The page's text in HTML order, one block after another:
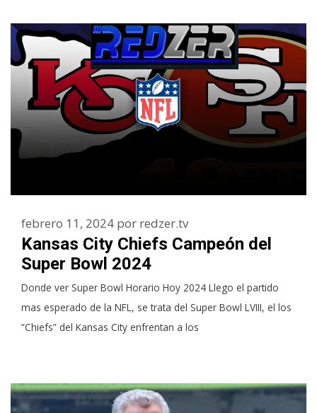
Kansas City Chiefs Campeón del
Super Bowl 2024
febrero 11, 2024 por redzer.tv
Donde ver Super Bowl Horario Hoy 2024 Llego el partido
mas esperado de la NFL, se trata del Super Bowl LVIII, el los
“Chiefs” del Kansas City enfrentan a los